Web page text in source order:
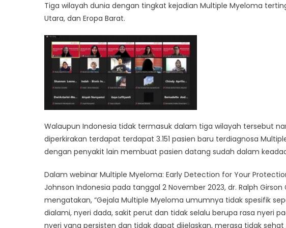
Tiga wilayah dunia dengan tingkat kejadian Multiple Myeloma
Utara, dan Eropa Barat.
Walaupun Indonesia tidak termasuk dalam tiga wilayah tersebut
diperkirakan terdapat terdapat 3.151 pasien baru terdiagnosa
dengan penyakit lain membuat pasien datang sudah dalam
Dalam webinar Multiple Myeloma: Early Detection for Your
Johnson Indonesia pada tanggal 2 November 2023, dr. Ralph
mengatakan, “Gejala Multiple Myeloma umumnya tidak spesifik
dialami, nyeri dada, sakit perut dan tidak selalu berupa rasa nyeri
nyeri yang persisten dan tidak dapat dijelaskan, merasa tidak